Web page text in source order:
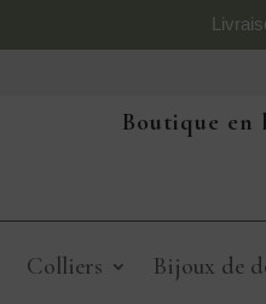
Boutique en
Colliers Bijoux de